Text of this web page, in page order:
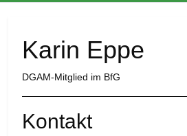
Karin Eppe
DGAM-Mitglied im BfG
Kontakt